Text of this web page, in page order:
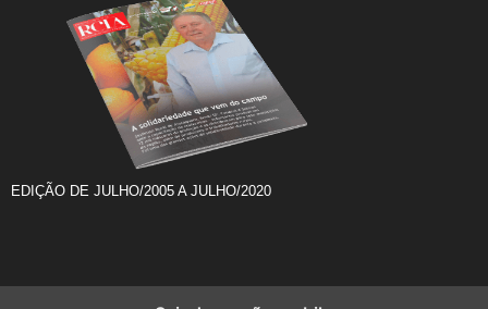
EDIÇÃO DE JULHO/2005 A JULHO/2020